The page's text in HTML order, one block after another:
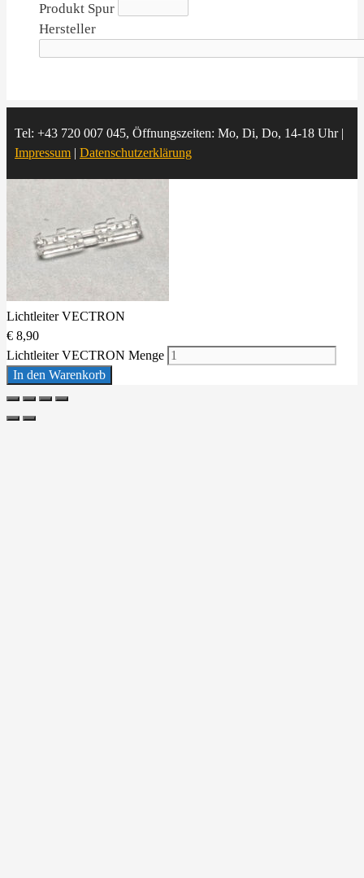
Produkt Spur
Hersteller
Tel: +43 720 007 045, Öffnungszeiten: Mo, Di, Do, 14-18 Uhr |
Impressum | Datenschutzerklärung
Lichtleiter VECTRON
€ 8,90
Lichtleiter VECTRON Menge
In den Warenkorb